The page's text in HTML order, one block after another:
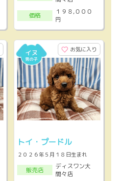
価格
１９８,０００
円
お気に入り
トイ・プードル
２０２６年５月１８日生まれ
販売店
ディスワン大
間々店